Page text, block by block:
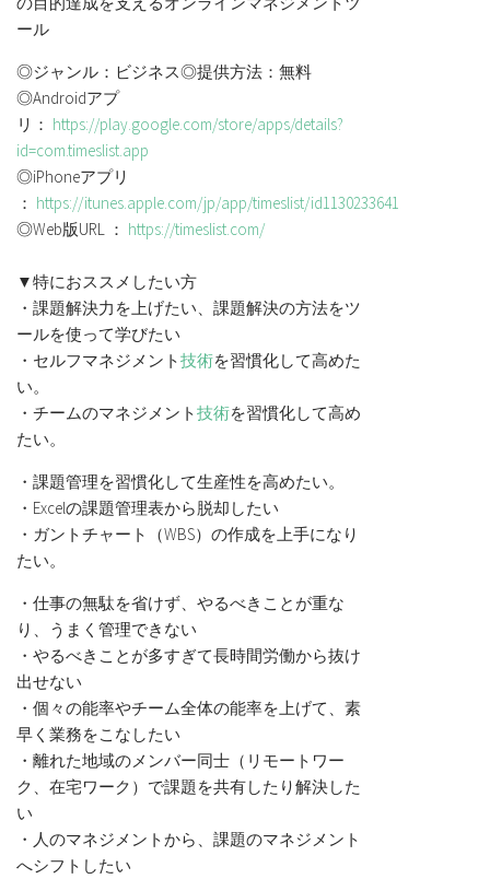
ール
◎ジャンル：ビジネス◎提供方法：無料
◎Androidアプ
リ： https://play.google.com/store/apps/details?
id=com.timeslist.app
◎iPhoneアプリ
： https://itunes.apple.com/jp/app/timeslist/id1130233641
◎Web版URL ： https://timeslist.com/
▼特におススメしたい方
・課題解決力を上げたい、課題解決の方法をツ
ールを使って学びたい
・セルフマネジメント技術を習慣化して高めた
い。
・チームのマネジメント技術を習慣化して高め
たい。
・課題管理を習慣化して生産性を高めたい。
・Excelの課題管理表から脱却したい
・ガントチャート（WBS）の作成を上手になり
たい。
・仕事の無駄を省けず、やるべきことが重な
り、うまく管理できない
・やるべきことが多すぎて長時間労働から抜け
出せない
・個々の能率やチーム全体の能率を上げて、素
早く業務をこなしたい
・離れた地域のメンバー同士（リモートワー
ク、在宅ワーク）で課題を共有したり解決した
い
・人のマネジメントから、課題のマネジメント
へシフトしたい